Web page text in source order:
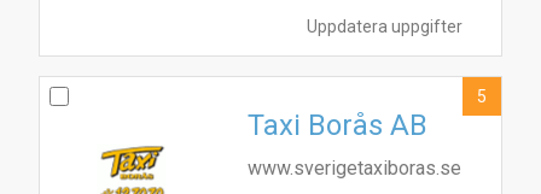
Uppdatera uppgifter
Taxi Borås AB
www.sverigetaxiboras.se
5